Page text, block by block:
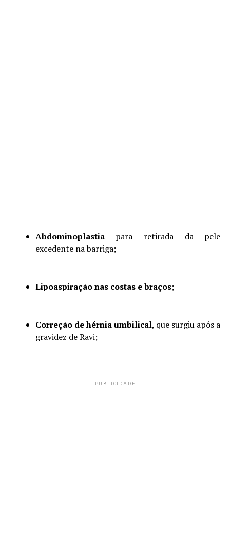
Abdominoplastiapara retirada da pele
excedente na barriga;
Lipoaspiração nas costas e braços;
Correção de hérnia umbilical, que surgiu após a
gravidez de Ravi;
PUBLICIDADE